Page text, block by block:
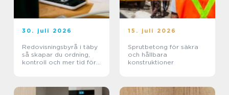
30. juli 2026
Redovisningsbyrå i täby
så skapar du ordning,
kontroll och mer tid för
15. juli 2026
Sprutbetong för säkra
och hållbara
konstruktioner